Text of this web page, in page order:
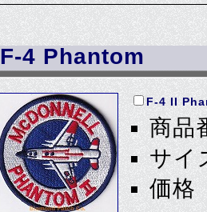
F-4 Phantom
F-4 II
商品
サイ
価格